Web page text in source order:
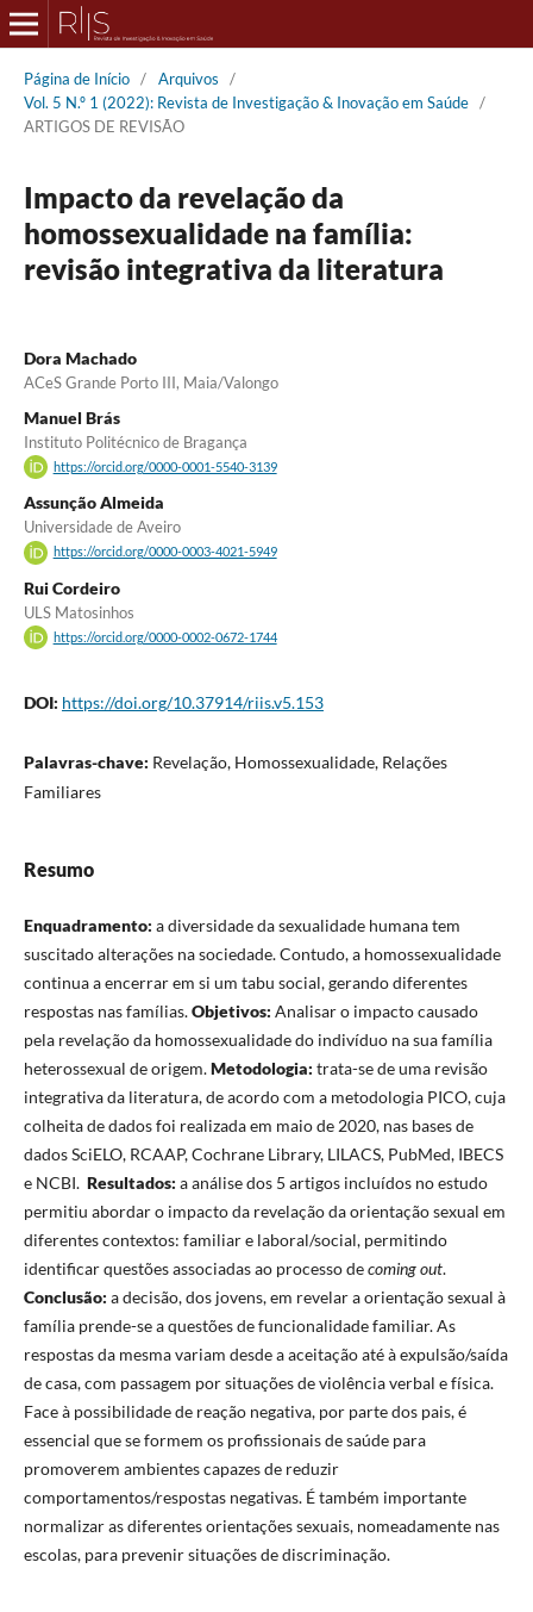
Página de Início / Arquivos
/
Vol. 5 N.º 1 (2022): Revista de Investigação & Inovação em Saúde /
ARTIGOS DE REVISÃO
Impacto da revelação da
homossexualidade na família:
revisão integrativa da literatura
Dora Machado
ACeS Grande Porto III, Maia/Valongo
Manuel Brás
Instituto Politécnico de Bragança
https://orcid.org/0000-0001-5540-3139
Assunção Almeida
Universidade de Aveiro
https://orcid.org/0000-0003-4021-5949
Rui Cordeiro
ULS Matosinhos
https://orcid.org/0000-0002-0672-1744
DOI: https://doi.org/10.37914/riis.v5.153
Palavras-chave: Revelação, Homossexualidade, Relações
Familiares
Resumo
Enquadramento: a diversidade da sexualidade humana tem
suscitado alterações na sociedade. Contudo, a homossexualidade
continua a encerrar em si um tabu social, gerando diferentes
respostas nas famílias.Objetivos: Analisar o impacto causado
pela revelação da homossexualidade do indivíduo na sua família
heterossexual de origem.Metodologia: trata-se de uma revisão
integrativa da literatura, de acordo com a metodologia PICO, cuja
colheita de dados foi realizada em maio de 2020, nas bases de
dados SciELO, RCAAP, Cochrane Library, LILACS, PubMed, IBECS
e NCBI. Resultados: a análise dos 5 artigos incluídos no estudo
permitiu abordar o impacto da revelação da orientação sexual em
diferentes contextos: familiar e laboral/social, permitindo
identificar questões associadas ao processo decoming out.
Conclusão: a decisão, dos jovens, em revelar a orientação sexual à
família prende-se a questões de funcionalidade familiar. As
respostas da mesma variam desde a aceitação até à expulsão/saída
de casa, com passagem por situações de violência verbal e física.
Face à possibilidade de reação negativa, por parte dos pais, é
essencial que se formem os profissionais de saúde para
promoverem ambientes capazes de reduzir
comportamentos/respostas negativas. É também importante
normalizar as diferentes orientações sexuais, nomeadamente nas
escolas, para prevenir situações de discriminação.